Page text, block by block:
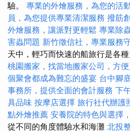
驗。 專業的外燴服務，為您的活
員，為您提供專業清潔服務 撥筋
外燴服務，讓派對更輕鬆 專業除
害蟲問題 新竹徵信社，專業服務
天中，輕巧而快速的船旅行是各種
桃園搬家，找當地搬家公司，方
個聚會都成為難忘的盛宴 台中腳
事務所，提供全面的會計服務 下
具品味 按摩店選擇 旅行社代辦護
點外燴推薦 安養院的特色與選擇
從不同的角度體驗水和海灘 北投